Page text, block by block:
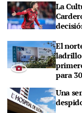
La
El
ladrillo
para
Una